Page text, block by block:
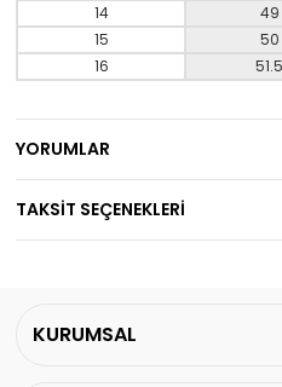
14
49
15
50
16
51.5
YORUMLAR
TAKSİT SEÇENEKLERİ
KURUMSAL